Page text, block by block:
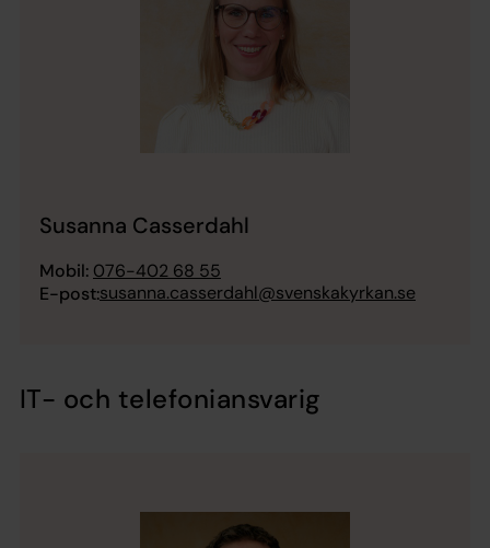
Susanna Casserdahl
Mobil: 076-402 68 55
E-post:susanna.casserdahl@svenskakyrkan.se
IT- och telefoniansvarig